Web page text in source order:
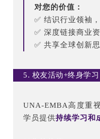
对您的价值：
✅ 结识行业领袖
✅ 深度链接商业
✅ 共享全球创新
5. 校友活动+终身学
UNA-EMBA高度重
学员提供持续学习和